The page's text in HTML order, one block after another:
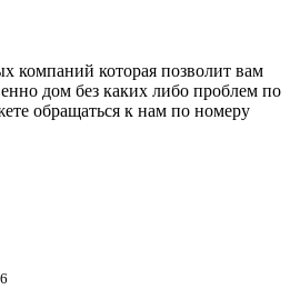
компаний которая позволит вам
дом без каких либо проблем по
обращаться к нам по номеру